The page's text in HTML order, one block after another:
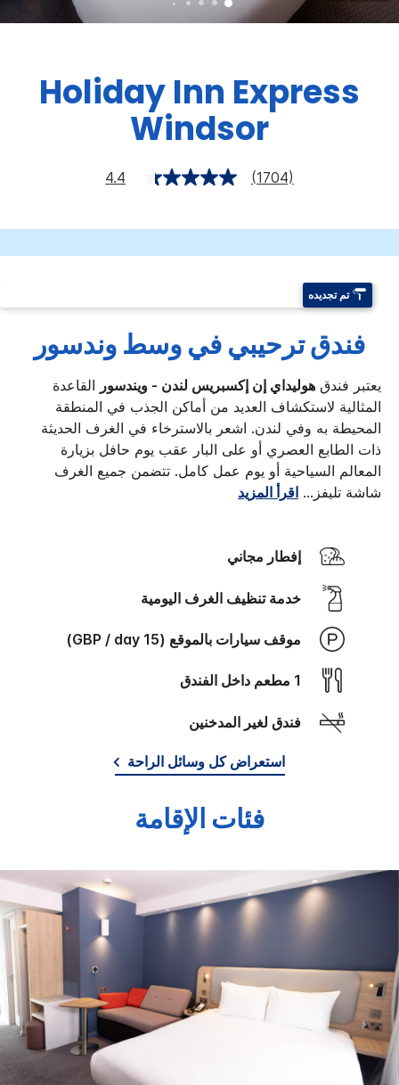
Holiday Inn Express
Windsor
4.4 (1704)
تم تجديده
فندق ترحيبي في وسط وندسور
يعتبر فندق هوليداي إن إكسبريس لندن - ويندسور القاعدة
المثالية لاستكشاف العديد من أماكن الجذب في المنطقة
المحيطة به وفي لندن. اشعر بالاسترخاء في الغرف الحديثة
ذات الطابع العصري أو على البار عقب يوم حافل بزيارة
المعالم السياحية أو يوم عمل كامل. تتضمن جميع الغرف
شاشة تليفز ... اقرأ المزيد
إفطار مجاني
خدمة تنظيف الغرف اليومية
موقف سيارات بالموقع (15 GBP / day)
1 مطعم داخل الفندق
فندق لغير المدخنين
استعراض كل وسائل الراحة
فئات الإقامة